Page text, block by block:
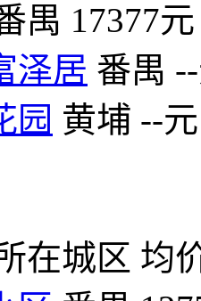
禺 17377元
泽居 番禺
园 黄埔 --元
在城区 均